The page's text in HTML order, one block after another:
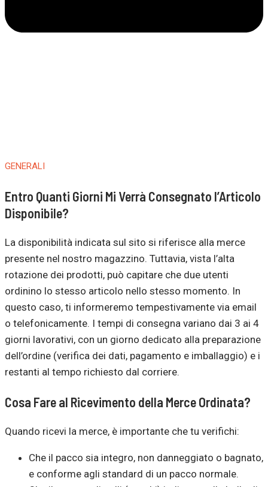
GENERALI
Entro Quanti Giorni Mi Verrà Consegnato l’Articolo
Disponibile?
La disponibilità indicata sul sito si riferisce alla merce
presente nel nostro magazzino. Tuttavia, vista l’alta
rotazione dei prodotti, può capitare che due utenti
ordinino lo stesso articolo nello stesso momento. In
questo caso, ti informeremo tempestivamente via email
o telefonicamente. I tempi di consegna variano dai 3 ai 4
giorni lavorativi, con un giorno dedicato alla preparazione
dell’ordine (verifica dei dati, pagamento e imballaggio) e i
restanti al tempo richiesto dal corriere.
Cosa Fare al Ricevimento della Merce Ordinata?
Quando ricevi la merce, è importante che tu verifichi:
Che il pacco sia integro, non danneggiato o bagnato,
e conforme agli standard di un pacco normale.